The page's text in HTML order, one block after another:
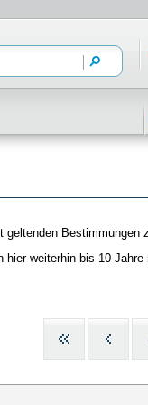
geltenden Bestimmungen
weiterhin bis 10